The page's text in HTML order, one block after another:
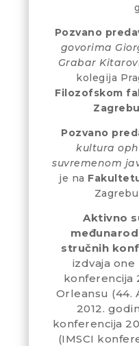
Pozvano
govorima
Grabar
kolegija
Filozofskom
Zagrebu
Pozvano
kultura
suvremenom
je na
Aktivno
stručnih
izdvaja one
konferencija
Orleansu (44.
2012.
konferencija
(IMSCI